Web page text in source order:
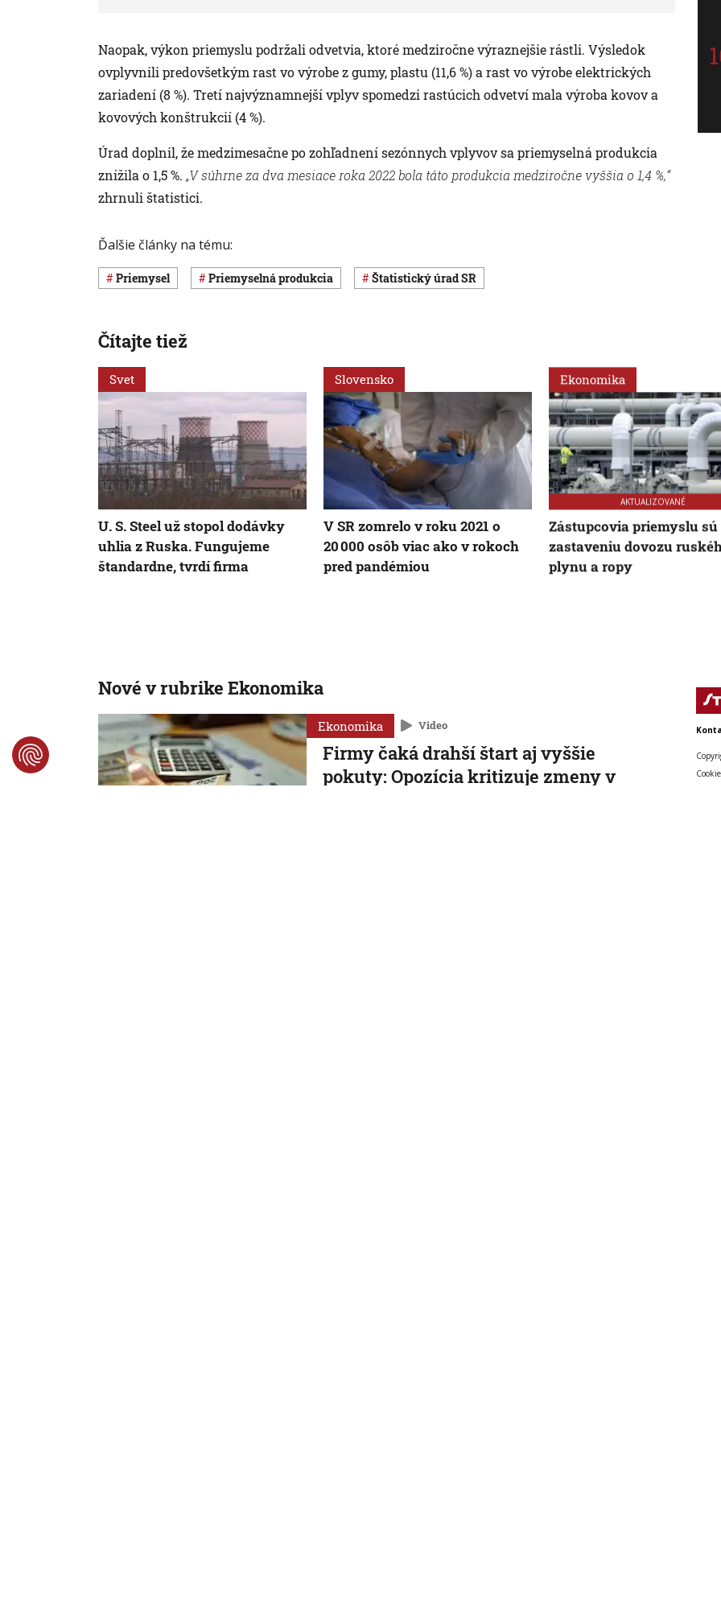
Naopak, výkon priemyslu podržali odvetvia, ktoré medziročne výraznejšie rástli. Výsledok
ovplyvnili predovšetkým rast vo výrobe z gumy, plastu (11,6 %) a rast vo výrobe elektrických
zariadení (8 %). Tretí najvýznamnejší vplyv spomedzi rastúcich odvetví mala výroba kovov a
kovových konštrukcií (4 %).
Úrad doplnil, že medzimesačne po zohľadnení sezónnych vplyvov sa priemyselná produkcia
znížila o 1,5 %. „V súhrne za dva mesiace roka 2022 bola táto produkcia medziročne vyššia o 1,4 %,“
zhrnuli štatistici.
Ďalšie články na tému:
priemysel priemyselná produkcia Štatistický úrad SR
Čítajte tiež
Svet
U. S. Steel už stopol dodávky
uhlia z Ruska. Fungujeme
štandardne, tvrdí firma
Slovensko
V SR zomrelo v roku 2021 o
20 000 osôb viac ako v rokoch
pred pandémiou
Ekonomika
AKTUALIZOVANÉ
Zástupcovia priemyslu
zastaveniu dovozu
plynu a ropy
Nové v rubrike Ekonomika
Ekonomika Video
Firmy čaká drahší štart aj vyššie
pokuty: Opozícia kritizuje zmeny v